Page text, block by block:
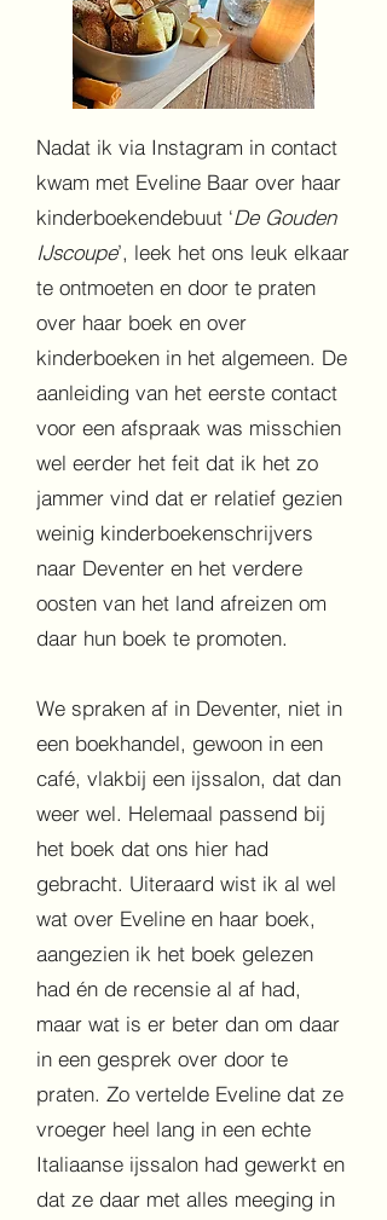
Nadat ik via Instagram in contact
kwam met Eveline Baar over haar
kinderboekendebuut ‘De Gouden
IJscoupe’, leek het ons leuk elkaar
te ontmoeten en door te praten
over haar boek en over
kinderboeken in het algemeen. De
aanleiding van het eerste contact
voor een afspraak was misschien
wel eerder het feit dat ik het zo
jammer vind dat er relatief gezien
weinig kinderboekenschrijvers
naar Deventer en het verdere
oosten van het land afreizen om
daar hun boek te promoten.
We spraken af in Deventer, niet in
een boekhandel, gewoon in een
café, vlakbij een ijssalon, dat dan
weer wel. Helemaal passend bij
het boek dat ons hier had
gebracht. Uiteraard wist ik al wel
wat over Eveline en haar boek,
aangezien ik het boek gelezen
had én de recensie al af had,
maar wat is er beter dan om daar
in een gesprek over door te
praten. Zo vertelde Eveline dat ze
vroeger heel lang in een echte
Italiaanse ijssalon had gewerkt en
dat ze daar met alles meeging in